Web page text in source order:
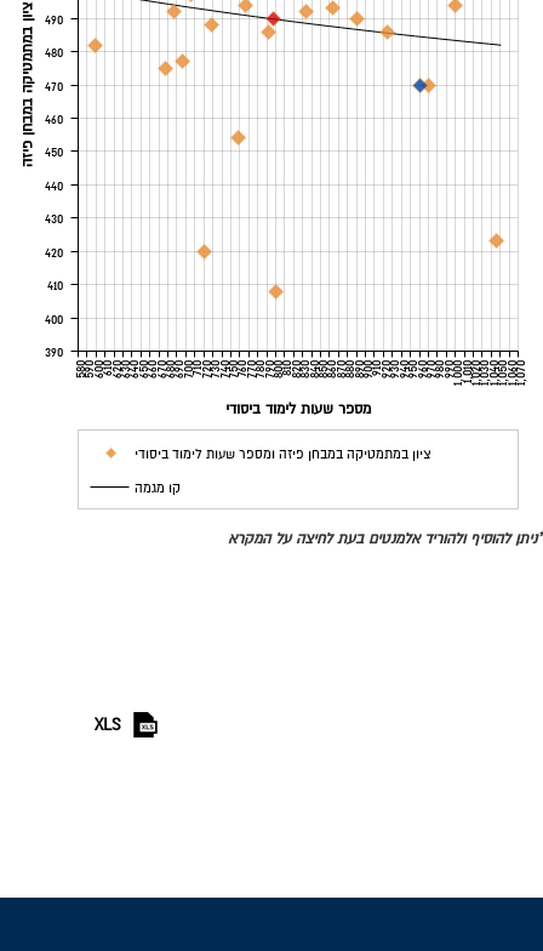
5805906006106206306406506606706806907007107207307407507607707807908008108208308408508608708808909009109209309409509609709809901,0001,0101,0201,0301,0401,0501,0601,070
מספר שעות לימוד ביסודי
390
400
410
420
430
440
450
460
470
480
490 ציון במתמטיקה במבחן פיזה
ציון במתמטיקה במבחן פיזה ומספר שעות לימוד ביסודי
קו מגמה
*ניתן להוסיף ולהוריד אלמנטים בעת לחיצה על המקרא
XLS